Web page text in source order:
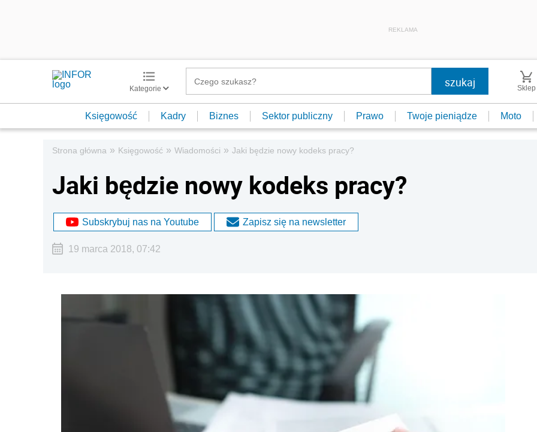
REKLAMA
Kategorie Sklep
Księgowość Kadry Biznes Sektor publiczny Prawo Twoje pieniądze Moto
Strona główna » Księgowość » Wiadomości » Jaki będzie nowy kodeks pracy?
Jaki będzie nowy kodeks pracy?
Subskrybuj nas na Youtube Zapisz się na newsletter
19 marca 2018, 07:42